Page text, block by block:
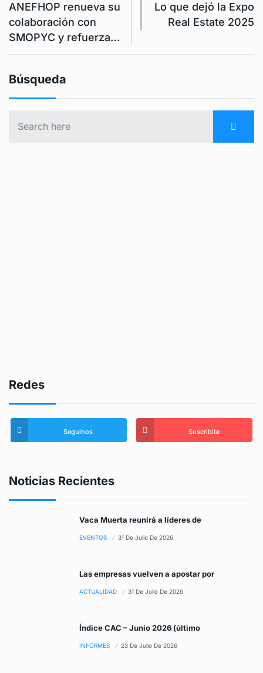
ANEFHOP renueva su
colaboración con
SMOPYC y refuerza…
Lo que dejó la Expo
Real Estate 2025
Búsqueda
Redes
Seguinos Suscribite
Noticias Recientes
Vaca Muerta reunirá a líderes de
EVENTOS 31 De Julio De 2026
Las empresas vuelven a apostar por
ACTUALIDAD 31 De Julio De 2026
Índice CAC – Junio 2026 (último
INFORMES 23 De Julio De 2026